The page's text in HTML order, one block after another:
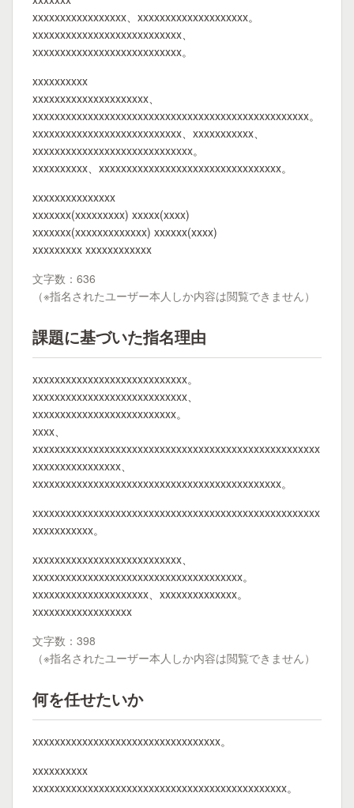
xxxxxxxxxxxxxxxxx、xxxxxxxxxxxxxxxxxxxx。
xxxxxxxxxxxxxxxxxxxxxxxxxxx、
xxxxxxxxxxxxxxxxxxxxxxxxxxx。
xxxxxxxxxx
xxxxxxxxxxxxxxxxxxxxx、
xxxxxxxxxxxxxxxxxxxxxxxxxxxxxxxxxxxxxxxxxxxxxxxxxx。
xxxxxxxxxxxxxxxxxxxxxxxxxxx、xxxxxxxxxxx、
xxxxxxxxxxxxxxxxxxxxxxxxxxxxx。
xxxxxxxxxx、xxxxxxxxxxxxxxxxxxxxxxxxxxxxxxxxx。
xxxxxxxxxxxxxxx
xxxxxxx(xxxxxxxxx) xxxxx(xxxx)
xxxxxxx(xxxxxxxxxxxxx) xxxxxx(xxxx)
xxxxxxxxx xxxxxxxxxxxx
文字数：636
（※指名されたユーザー本人しか内容は閲覧できません）
課題に基づいた指名理由
xxxxxxxxxxxxxxxxxxxxxxxxxxxx。
xxxxxxxxxxxxxxxxxxxxxxxxxxxx、
xxxxxxxxxxxxxxxxxxxxxxxxxx。
xxxx、
xxxxxxxxxxxxxxxxxxxxxxxxxxxxxxxxxxxxxxxxxxxxxxxxxxxx
xxxxxxxxxxxxxxxx、
xxxxxxxxxxxxxxxxxxxxxxxxxxxxxxxxxxxxxxxxxxxxx。
xxxxxxxxxxxxxxxxxxxxxxxxxxxxxxxxxxxxxxxxxxxxxxxxxxxx
xxxxxxxxxxx。
xxxxxxxxxxxxxxxxxxxxxxxxxxx、
xxxxxxxxxxxxxxxxxxxxxxxxxxxxxxxxxxxxxx。
xxxxxxxxxxxxxxxxxxxxx、xxxxxxxxxxxxxx。
xxxxxxxxxxxxxxxxxx
文字数：398
（※指名されたユーザー本人しか内容は閲覧できません）
何を任せたいか
xxxxxxxxxxxxxxxxxxxxxxxxxxxxxxxxxx。
xxxxxxxxxx
xxxxxxxxxxxxxxxxxxxxxxxxxxxxxxxxxxxxxxxxxxxxxx。